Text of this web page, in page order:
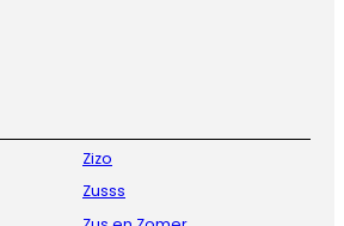
Zizo
Zusss